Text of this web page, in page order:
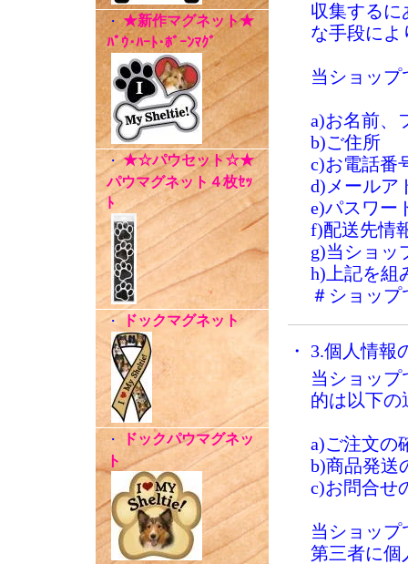
・ ★新作マグネット★
ﾊﾟｳ･ﾊｰﾄ･ﾎﾞｰﾝﾏｸﾞ
・★☆パウセット☆★
パウマグネット４枚ｾｯ
ﾄ
・ドックマグネット
・
ドックパウマグネッ
ト
収集するに
な手段によ
当ショッ
a)お名前、
b)ご住所
c)お電話番
d)メールア
e)パスワー
f)配送先情
g)当ショッ
h)上記を組
＃ショッ
・ 3.個人情報
当ショッ
的は以下の
a)ご注文の
b)商品発送
c)お問合せ
当ショッ
第三者に個